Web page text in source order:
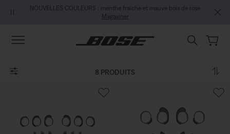
Aller au contenu principal
Passer au Clavardage de soutien
Aller au contenu du pied de page
Passer à la Déclaration d’accessibilité
NOUVELLES COULEURS : menthe fraîche et mauve bois de rose
Magasiner
8 PRODUITS